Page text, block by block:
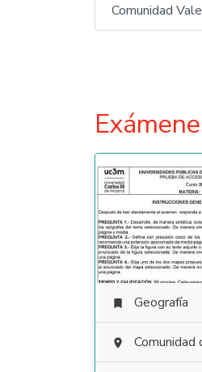
Comunidad
 Geografía
 Comunidad